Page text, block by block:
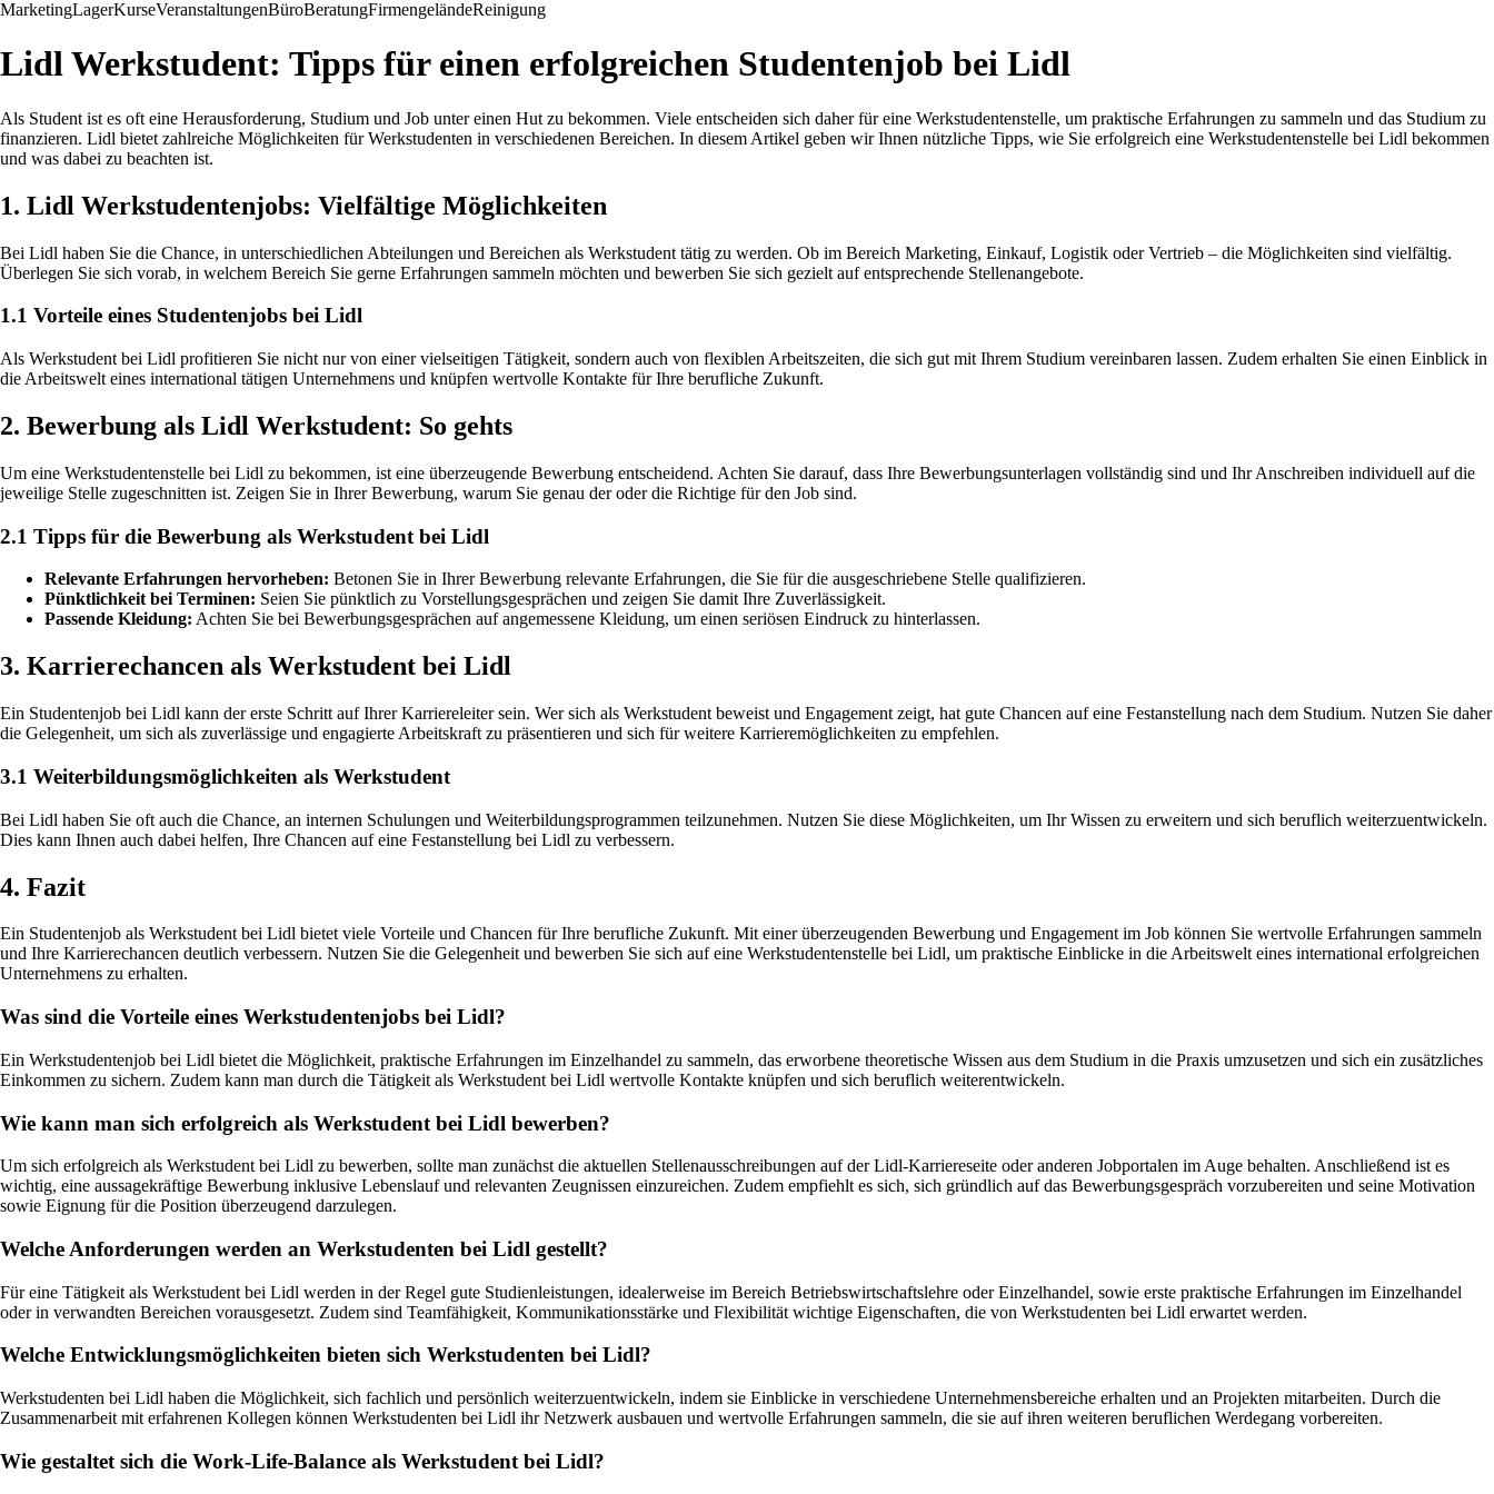
MarketingLagerKurseVeranstaltungenBüroBeratungFirmengeländeReinigung
Lidl Werkstudent: Tipps für einen erfolgreichen Studentenjob bei Lidl
Als Student ist es oft eine Herausforderung, Studium und Job unter einen Hut zu bekommen. Viele entscheiden sich daher für eine Werkstudentenstelle, um praktische Erfahrungen zu sammeln und das Studium zu
finanzieren. Lidl bietet zahlreiche Möglichkeiten für Werkstudenten in verschiedenen Bereichen. In diesem Artikel geben wir Ihnen nützliche Tipps, wie Sie erfolgreich eine Werkstudentenstelle bei Lidl bekommen
und was dabei zu beachten ist.
1. Lidl Werkstudentenjobs: Vielfältige Möglichkeiten
Bei Lidl haben Sie die Chance, in unterschiedlichen Abteilungen und Bereichen als Werkstudent tätig zu werden. Ob im Bereich Marketing, Einkauf, Logistik oder Vertrieb – die Möglichkeiten sind vielfältig.
Überlegen Sie sich vorab, in welchem Bereich Sie gerne Erfahrungen sammeln möchten und bewerben Sie sich gezielt auf entsprechende Stellenangebote.
1.1 Vorteile eines Studentenjobs bei Lidl
Als Werkstudent bei Lidl profitieren Sie nicht nur von einer vielseitigen Tätigkeit, sondern auch von flexiblen Arbeitszeiten, die sich gut mit Ihrem Studium vereinbaren lassen. Zudem erhalten Sie einen Einblick in
die Arbeitswelt eines international tätigen Unternehmens und knüpfen wertvolle Kontakte für Ihre berufliche Zukunft.
2. Bewerbung als Lidl Werkstudent: So gehts
Um eine Werkstudentenstelle bei Lidl zu bekommen, ist eine überzeugende Bewerbung entscheidend. Achten Sie darauf, dass Ihre Bewerbungsunterlagen vollständig sind und Ihr Anschreiben individuell auf die
jeweilige Stelle zugeschnitten ist. Zeigen Sie in Ihrer Bewerbung, warum Sie genau der oder die Richtige für den Job sind.
2.1 Tipps für die Bewerbung als Werkstudent bei Lidl
Relevante Erfahrungen hervorheben: Betonen Sie in Ihrer Bewerbung relevante Erfahrungen, die Sie für die ausgeschriebene Stelle qualifizieren.
Pünktlichkeit bei Terminen: Seien Sie pünktlich zu Vorstellungsgesprächen und zeigen Sie damit Ihre Zuverlässigkeit.
Passende Kleidung: Achten Sie bei Bewerbungsgesprächen auf angemessene Kleidung, um einen seriösen Eindruck zu hinterlassen.
3. Karrierechancen als Werkstudent bei Lidl
Ein Studentenjob bei Lidl kann der erste Schritt auf Ihrer Karriereleiter sein. Wer sich als Werkstudent beweist und Engagement zeigt, hat gute Chancen auf eine Festanstellung nach dem Studium. Nutzen Sie daher
die Gelegenheit, um sich als zuverlässige und engagierte Arbeitskraft zu präsentieren und sich für weitere Karrieremöglichkeiten zu empfehlen.
3.1 Weiterbildungsmöglichkeiten als Werkstudent
Bei Lidl haben Sie oft auch die Chance, an internen Schulungen und Weiterbildungsprogrammen teilzunehmen. Nutzen Sie diese Möglichkeiten, um Ihr Wissen zu erweitern und sich beruflich weiterzuentwickeln.
Dies kann Ihnen auch dabei helfen, Ihre Chancen auf eine Festanstellung bei Lidl zu verbessern.
4. Fazit
Ein Studentenjob als Werkstudent bei Lidl bietet viele Vorteile und Chancen für Ihre berufliche Zukunft. Mit einer überzeugenden Bewerbung und Engagement im Job können Sie wertvolle Erfahrungen sammeln
und Ihre Karrierechancen deutlich verbessern. Nutzen Sie die Gelegenheit und bewerben Sie sich auf eine Werkstudentenstelle bei Lidl, um praktische Einblicke in die Arbeitswelt eines international erfolgreichen
Unternehmens zu erhalten.
Was sind die Vorteile eines Werkstudentenjobs bei Lidl?
Ein Werkstudentenjob bei Lidl bietet die Möglichkeit, praktische Erfahrungen im Einzelhandel zu sammeln, das erworbene theoretische Wissen aus dem Studium in die Praxis umzusetzen und sich ein zusätzliches
Einkommen zu sichern. Zudem kann man durch die Tätigkeit als Werkstudent bei Lidl wertvolle Kontakte knüpfen und sich beruflich weiterentwickeln.
Wie kann man sich erfolgreich als Werkstudent bei Lidl bewerben?
Um sich erfolgreich als Werkstudent bei Lidl zu bewerben, sollte man zunächst die aktuellen Stellenausschreibungen auf der Lidl-Karriereseite oder anderen Jobportalen im Auge behalten. Anschließend ist es
wichtig, eine aussagekräftige Bewerbung inklusive Lebenslauf und relevanten Zeugnissen einzureichen. Zudem empfiehlt es sich, sich gründlich auf das Bewerbungsgespräch vorzubereiten und seine Motivation
sowie Eignung für die Position überzeugend darzulegen.
Welche Anforderungen werden an Werkstudenten bei Lidl gestellt?
Für eine Tätigkeit als Werkstudent bei Lidl werden in der Regel gute Studienleistungen, idealerweise im Bereich Betriebswirtschaftslehre oder Einzelhandel, sowie erste praktische Erfahrungen im Einzelhandel
oder in verwandten Bereichen vorausgesetzt. Zudem sind Teamfähigkeit, Kommunikationsstärke und Flexibilität wichtige Eigenschaften, die von Werkstudenten bei Lidl erwartet werden.
Welche Entwicklungsmöglichkeiten bieten sich Werkstudenten bei Lidl?
Werkstudenten bei Lidl haben die Möglichkeit, sich fachlich und persönlich weiterzuentwickeln, indem sie Einblicke in verschiedene Unternehmensbereiche erhalten und an Projekten mitarbeiten. Durch die
Zusammenarbeit mit erfahrenen Kollegen können Werkstudenten bei Lidl ihr Netzwerk ausbauen und wertvolle Erfahrungen sammeln, die sie auf ihren weiteren beruflichen Werdegang vorbereiten.
Wie gestaltet sich die Work-Life-Balance als Werkstudent bei Lidl?